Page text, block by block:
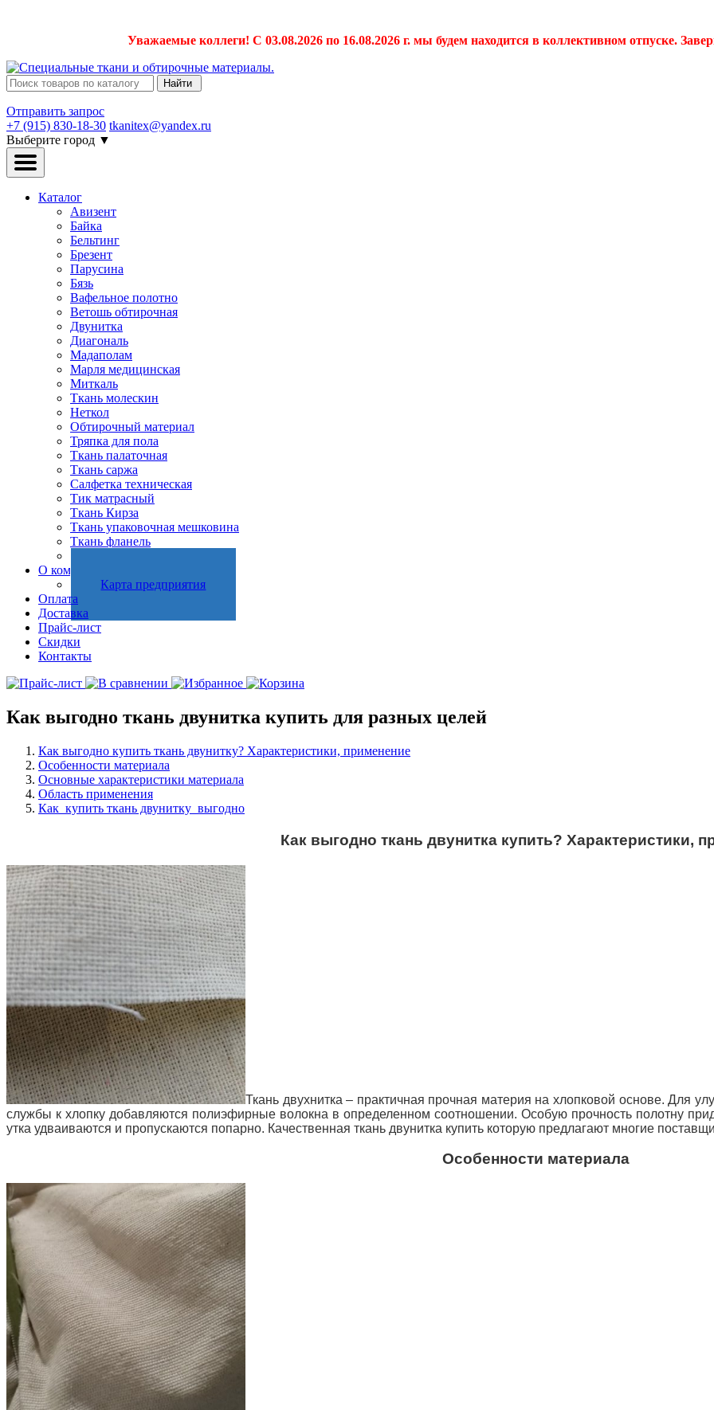
Уважаемые коллеги! С 03.08.2026 по 16.08.2026 г. мы будем находится в коллективном отпуске.
Найти
Отправить запрос
+7 (915) 830-18-30 tkanitex@yandex.ru
Выберите город ▼
Каталог
Авизент
Байка
Бельтинг
Брезент
Парусина
Бязь
Вафельное полотно
Ветошь обтирочная
Двунитка
Диагональ
Мадаполам
Марля медицинская
Миткаль
Ткань молескин
Неткол
Обтирочный материал
Тряпка для пола
Ткань палаточная
Ткань саржа
Салфетка техническая
Тик матрасный
Ткань Кирза
Ткань упаковочная мешковина
Ткань фланель
О компании
Карта предприятия
Оплата
Доставка
Прайс-лист
Скидки
Контакты
Как выгодно ткань двунитка купить для разных целей
Как выгодно купить ткань двунитку? Характеристики, применение
Особенности материала
Основные характеристики материала
Область применения
Как купить ткань двунитку выгодно
Как выгодно ткань двунитка купить? Характеристики,
Ткань двухнитка – практичная прочная материя на хлопковой основе. Для
службы к хлопку добавляются полиэфирные волокна в определенном соотношении. Особую прочность полотну
утка удваиваются и пропускаются попарно. Качественная ткань двунитка купить которую предлагают многие
Особенности материала